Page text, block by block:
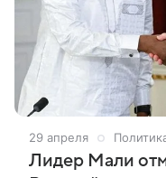
29 апреля
Лидер Мали